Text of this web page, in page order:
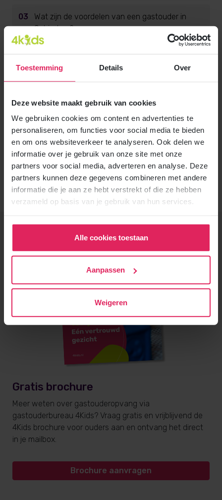
Toestemming Details Over
Deze website maakt gebruik van cookies
We gebruiken cookies om content en advertenties te
personaliseren, om functies voor social media te bieden
en om ons websiteverkeer te analyseren. Ook delen we
informatie over je gebruik van onze site met onze
partners voor social media, adverteren en analyse. Deze
partners kunnen deze gegevens combineren met andere
informatie die je aan ze hebt verstrekt of die ze hebben
verzameld op basis van je gebruik van hun services.
Alle cookies toestaan
Aanpassen
Weigeren
03
Wat zijn de voordelen van een gastouder in
Schiedam?
04 Welke eisen stelt gastouderbureau 4Kids aan
gastouders in Schiedam?
Wat kost een gastouder in Schiedam?
06 Heb ik recht op kinderopvangtoeslag bij een
gastouder in Schiedam?
07
Kan oma of een familielid gastouder worden in
Schiedam?
Gratis brochure
Meer weten over gastouderopvang via
gastouderbureau 4Kids? Vraag gratis en vrijblijvend de
4Kids brochure voor ouders aan en ontvang het direct
in je mailbox.
Brochure aanvragen